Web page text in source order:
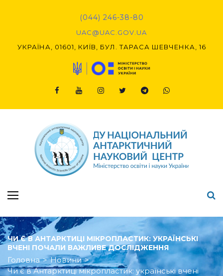
(044) 246-38-80
UAC@UAC.GOV.UA​​
УКРАЇНА, 01601, КИЇВ, БУЛ. ТАРАСА ШЕВЧЕНКА, 16
ЧИ Є В АНТАРКТИЦІ МІКРОПЛАСТИК: УКРАЇНСЬКІ
ВЧЕНІ ПОЧАЛИ ВАЖЛИВЕ ДОСЛІДЖЕННЯ
Головна > Новини >
Чи є в Антарктиці мікропластик: українські вчені